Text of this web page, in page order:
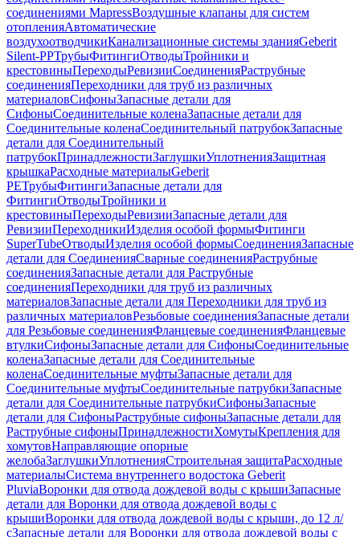
соединениями MapressВоздушные клапаны для систем
отопленияАвтоматические
воздухоотводчикиКанализационные системы зданияGeberit
Silent-PPТрубыФитингиОтводыТройники и
крестовиныПереходыРевизииСоединенияРаструбные
соединенияПереходники для труб из различных
материаловСифоныЗапасные детали для
СифоныСоединительные коленаЗапасные детали для
Соединительные коленаСоединительный патрубокЗапасные
детали для Соединительный
патрубокПринадлежностиЗаглушкиУплотненияЗащитная
крышкаРасходные материалыGeberit
PEТрубыФитингиЗапасные детали для
ФитингиОтводыТройники и
крестовиныПереходыРевизииЗапасные детали для
РевизииПереходникиИзделия особой формыФитинги
SuperTubeОтводыИзделия особой формыСоединенияЗапасные
детали для СоединенияСварные соединенияРаструбные
соединенияЗапасные детали для Раструбные
соединенияПереходники для труб из различных
материаловЗапасные детали для Переходники для труб из
различных материаловРезьбовые соединенияЗапасные детали
для Резьбовые соединенияФланцевые соединенияФланцевые
втулкиСифоныЗапасные детали для СифоныСоединительные
коленаЗапасные детали для Соединительные
коленаСоединительные муфтыЗапасные детали для
Соединительные муфтыСоединительные патрубкиЗапасные
детали для Соединительные патрубкиСифоныЗапасные
детали для СифоныРаструбные сифоныЗапасные детали для
Раструбные сифоныПринадлежностиХомутыКрепления для
хомутовНаправляющие опорные
желобаЗаглушкиУплотненияСтроительная защитаРасходные
материалыСистема внутреннего водостока Geberit
PluviaВоронки для отвода дождевой воды с крышиЗапасные
детали для Воронки для отвода дождевой воды с
крышиВоронки для отвода дождевой воды с крыши, до 12 л/
сЗапасные детали для Воронки для отвода дождевой воды с